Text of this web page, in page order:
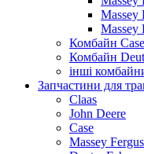
Massey
Massey
Комбайн Case
Комбайн
інші
Запчастини для
Claas
John Deere
Case
Massey